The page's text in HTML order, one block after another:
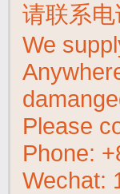
请联系电
We
Please
Phone:
Wechat: